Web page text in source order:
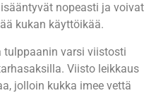
nopeasti ja voivat
kukan käyttöikää.
tulppaanin varsi viistosti
Viisto leikkaus
jolloin kukka imee vettä